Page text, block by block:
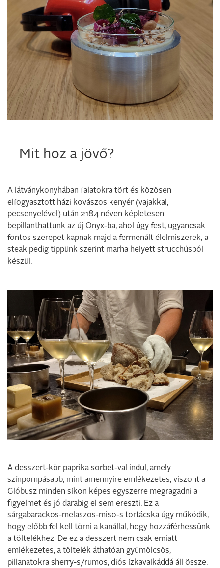
Mit hoz a jövő?
A látványkonyhában falatokra tört és közösen
elfogyasztott házi kovászos kenyér (vajakkal,
pecsenyelével) után 2184 néven képletesen
bepillanthattunk az új Onyx-ba, ahol úgy fest, ugyancsak
fontos szerepet kapnak majd a fermenált élelmiszerek, a
steak pedig tippünk szerint marha helyett strucchúsból
készül.
A desszert-kör paprika sorbet-val indul, amely
színpompásabb, mint amennyire emlékezetes, viszont a
Glóbusz minden síkon képes egyszerre megragadni a
figyelmet és jó darabig el sem ereszti. Ez a
sárgabarackos-melaszos-miso-s tortácska úgy működik,
hogy előbb fel kell törni a kanállal, hogy hozzáférhessünk
a töltelékhez. De ez a desszert nem csak emiatt
emlékezetes, a töltelék áthatóan gyümölcsös,
pillanatokra sherry-s/rumos, diós ízkavalkáddá áll össze.